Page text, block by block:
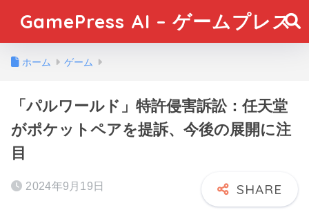
GamePress AI – ゲームプレス
ホーム ゲーム
「パルワールド」特許侵害訴訟：任天堂
がポケットペアを提訴、今後の展開に注
目
2024年9月19日